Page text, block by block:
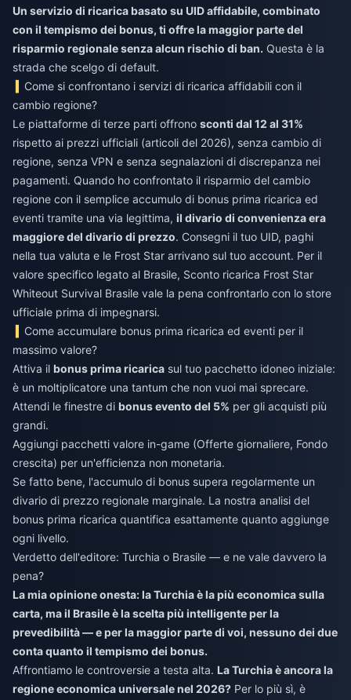
Un servizio di ricarica basato su UID affidabile, combinato
con il tempismo dei bonus, ti offre la maggior parte del
risparmio regionale senza alcun rischio di ban. Questa è la
strada che scelgo di default.
Come si confrontano i servizi di ricarica affidabili con il
cambio regione?
Le piattaforme di terze parti offrono sconti dal 12 al 31%
rispetto ai prezzi ufficiali (articoli del 2026), senza cambio di
regione, senza VPN e senza segnalazioni di discrepanza nei
pagamenti. Quando ho confrontato il risparmio del cambio
regione con il semplice accumulo di bonus prima ricarica ed
eventi tramite una via legittima, il divario di convenienza era
maggiore del divario di prezzo. Consegni il tuo UID, paghi
nella tua valuta e le Frost Star arrivano sul tuo account. Per il
valore specifico legato al Brasile, Sconto ricarica Frost Star
Whiteout Survival Brasile vale la pena confrontarlo con lo store
ufficiale prima di impegnarsi.
Come accumulare bonus prima ricarica ed eventi per il
massimo valore?
Attiva il bonus prima ricarica sul tuo pacchetto idoneo iniziale:
è un moltiplicatore una tantum che non vuoi mai sprecare.
Attendi le finestre di bonus evento del 5% per gli acquisti più
grandi.
Aggiungi pacchetti valore in-game (Offerte giornaliere, Fondo
crescita) per un'efficienza non monetaria.
Se fatto bene, l'accumulo di bonus supera regolarmente un
divario di prezzo regionale marginale. La nostra analisi del
bonus prima ricarica quantifica esattamente quanto aggiunge
ogni livello.
Verdetto dell'editore: Turchia o Brasile — e ne vale davvero la
pena?
La mia opinione onesta: la Turchia è la più economica sulla
carta, ma il Brasile è la scelta più intelligente per la
prevedibilità — e per la maggior parte di voi, nessuno dei due
conta quanto il tempismo dei bonus.
Affrontiamo le controversie a testa alta. La Turchia è ancora la
regione economica universale nel 2026? Per lo più sì, è